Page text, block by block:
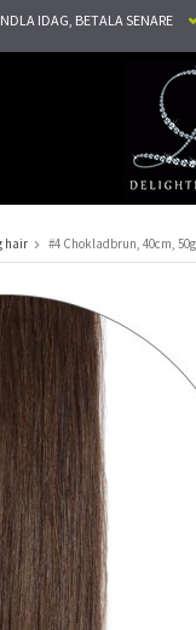
IDAG, BETALA SENARE
hair #4 Chokladbrun, 40cm,